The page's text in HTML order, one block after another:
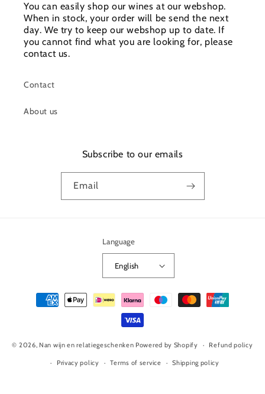
You can easily shop our wines at our webshop.
When in stock, your order will be send the next
day. We try to keep our webshop up to date. If
you cannot find what you are looking for, please
contact us.
Contact
About us
Subscribe to our emails
Email
Language
English
Payment
methods
© 2026, Nan wijn en relatiegeschenken Powered by Shopify Refund policy
Privacy policy Terms of service Shipping policy